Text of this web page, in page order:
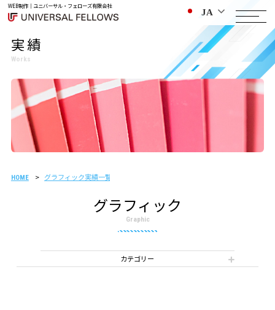
WEB制作｜ユニバーサル・フェローズ有限会社
実績
Works
HOME グラフィック実績一覧
グラフィック
Graphic
カテゴリー
JA